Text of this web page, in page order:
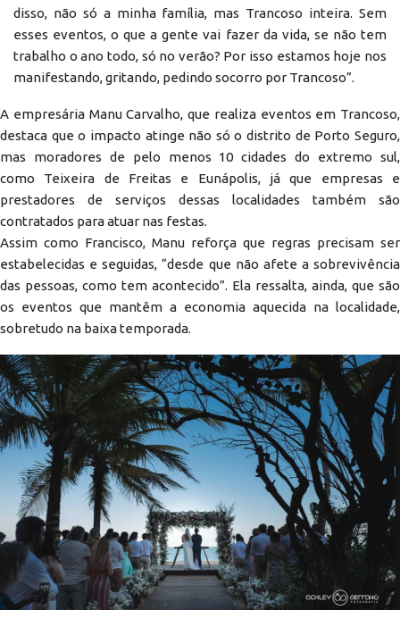
disso, não só a minha família, mas Trancoso inteira. Sem
esses eventos, o que a gente vai fazer da vida, se não tem
trabalho o ano todo, só no verão? Por isso estamos hoje nos
manifestando, gritando, pedindo socorro por Trancoso”.
A empresária Manu Carvalho, que realiza eventos em Trancoso,
destaca que o impacto atinge não só o distrito de Porto Seguro,
mas moradores de pelo menos 10 cidades do extremo sul,
como Teixeira de Freitas e Eunápolis, já que empresas e
prestadores de serviços dessas localidades também são
contratados para atuar nas festas.
Assim como Francisco, Manu reforça que regras precisam ser
estabelecidas e seguidas, “desde que não afete a sobrevivência
das pessoas, como tem acontecido”. Ela ressalta, ainda, que são
os eventos que mantêm a economia aquecida na localidade,
sobretudo na baixa temporada.